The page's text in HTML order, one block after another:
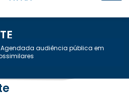
Agendada audiência pública em